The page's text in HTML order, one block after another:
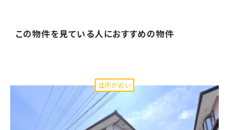
この物件を見ている人におすすめの物件